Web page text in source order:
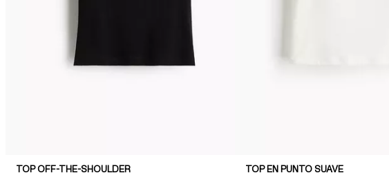
TOP OFF-THE-SHOULDER TOP EN PUNTO SUAVE